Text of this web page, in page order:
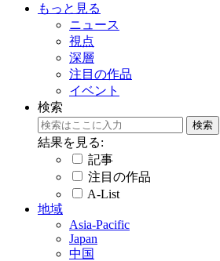
もっと見る
ニュース
視点
深層
注目の作品
イベント
検索
結果を見る:
記事
注目の作品
A-List
地域
Asia-Pacific
Japan
中国